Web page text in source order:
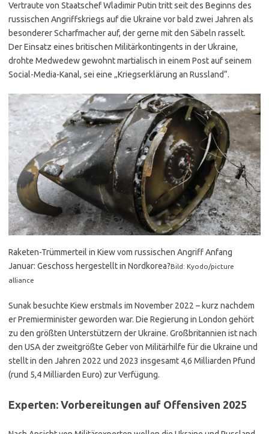
Vertraute von Staatschef Wladimir Putin tritt seit des Beginns des
russischen Angriffskriegs auf die Ukraine vor bald zwei Jahren als
besonderer Scharfmacher auf, der gerne mit den Säbeln rasselt.
Der Einsatz eines britischen Militärkontingents in der Ukraine,
drohte Medwedew gewohnt martialisch in einem Post auf seinem
Social-Media-Kanal, sei eine „Kriegserklärung an Russland“.
Raketen-Trümmerteil in Kiew vom russischen Angriff Anfang
Januar: Geschoss hergestellt in Nordkorea?Bild: Kyodo/picture
alliance
Sunak besuchte Kiew erstmals im November 2022 – kurz nachdem
er Premierminister geworden war. Die Regierung in London gehört
zu den größten Unterstützern der Ukraine. Großbritannien ist nach
den USA der zweitgrößte Geber von Militärhilfe für die Ukraine und
stellt in den Jahren 2022 und 2023 insgesamt 4,6 Milliarden Pfund
(rund 5,4 Milliarden Euro) zur Verfügung.
Experten: Vorbereitungen auf Offensiven 2025